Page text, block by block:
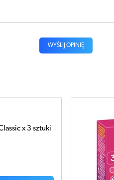
WYŚLIJ OPINIĘ